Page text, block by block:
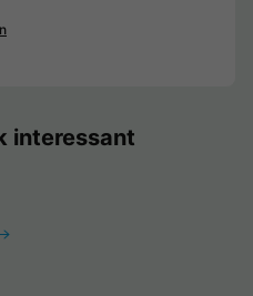
interessant